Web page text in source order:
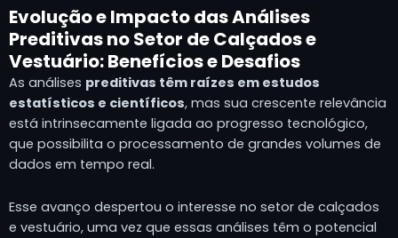
Evolução e Impacto das Análises
Preditivas no Setor de Calçados e
Vestuário: Benefícios e Desafios
As análises preditivas têm raízes em estudos
estatísticos e científicos, mas sua crescente relevância
está intrinsecamente ligada ao progresso tecnológico,
que possibilita o processamento de grandes volumes de
dados em tempo real.
Esse avanço despertou o interesse no setor de calçados
e vestuário, uma vez que essas análises têm o potencial